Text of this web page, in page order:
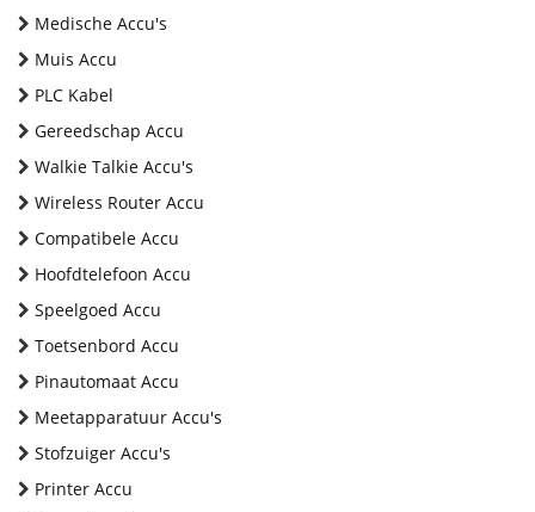
Medische Accu's
Muis Accu
PLC Kabel
Gereedschap Accu
Walkie Talkie Accu's
Wireless Router Accu
Compatibele Accu
Hoofdtelefoon Accu
Speelgoed Accu
Toetsenbord Accu
Pinautomaat Accu
Meetapparatuur Accu's
Stofzuiger Accu's
Printer Accu